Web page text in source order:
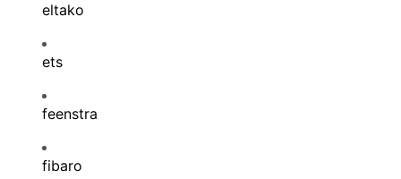
eltako
ets
feenstra
fibaro